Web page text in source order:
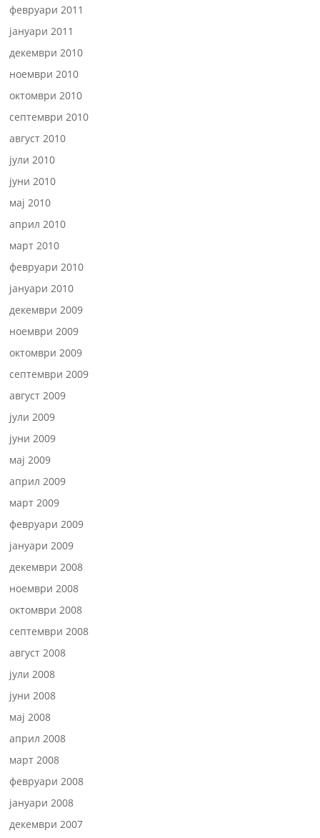
февруари 2011
јануари 2011
декември 2010
ноември 2010
октомври 2010
септември 2010
август 2010
јули 2010
јуни 2010
мај 2010
април 2010
март 2010
февруари 2010
јануари 2010
декември 2009
ноември 2009
октомври 2009
септември 2009
август 2009
јули 2009
јуни 2009
мај 2009
април 2009
март 2009
февруари 2009
јануари 2009
декември 2008
ноември 2008
октомври 2008
септември 2008
август 2008
јули 2008
јуни 2008
мај 2008
април 2008
март 2008
февруари 2008
јануари 2008
декември 2007